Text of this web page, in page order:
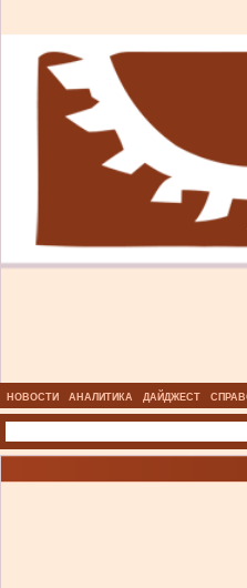
НОВОСТИ АНАЛИТИКА ДАЙДЖЕСТ